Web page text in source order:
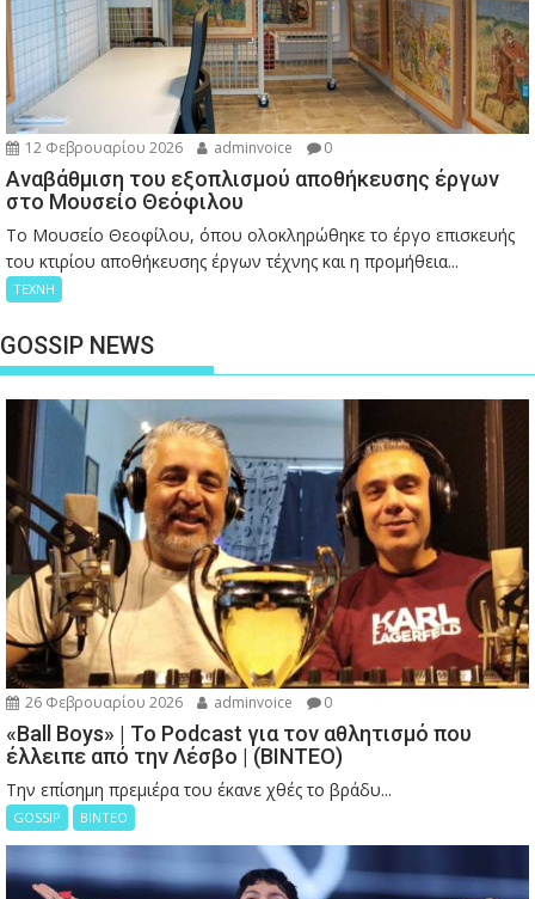
12 Φεβρουαρίου 2026 adminvoice 0
Αναβάθμιση του εξοπλισμού αποθήκευσης έργων
στο Μουσείο Θεόφιλου
Το Μουσείο Θεοφίλου, όπου ολοκληρώθηκε το έργο επισκευής
του κτιρίου αποθήκευσης έργων τέχνης και η προμήθεια...
ΤΕΧΝΗ
GOSSIP NEWS
26 Φεβρουαρίου 2026 adminvoice 0
«Ball Boys» | Το Podcast για τον αθλητισμό που
έλλειπε από την Λέσβο | (ΒΙΝΤΕΟ)
Την επίσημη πρεμιέρα του έκανε χθές το βράδυ...
GOSSIP ΒΙΝΤΕΟ